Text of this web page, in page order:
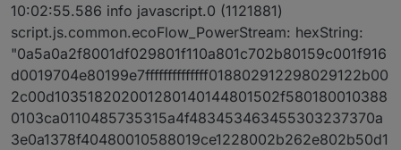
10:02:55.586 info javascript.0 (1121881)
script.js.common.ecoFlow_PowerStream: hexString:
"0a5a0a2f8001df029801f110a801c702b80159c001f916
d0019704e80199e7ffffffffffffff018802912298029122b00
2c00d103518202001280140144801502f580180010388
0103ca0110485735315a4f483453463455303237370a
3e0a1378f40480010588019ce1228002b262e802b50d1